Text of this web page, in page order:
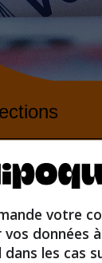
votre
données
dans les cas